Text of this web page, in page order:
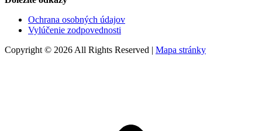
Ochrana osobných údajov
Vylúčenie zodpovednosti
Copyright © 2026 All Rights Reserved | Mapa stránky